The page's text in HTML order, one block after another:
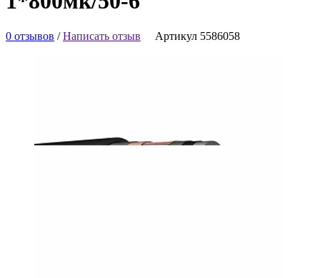
0 отзывов /Написать отзыв Артикул 5586058